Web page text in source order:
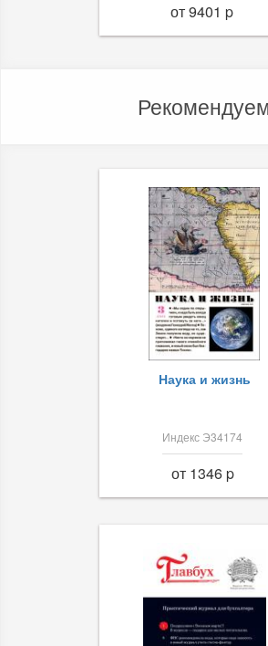
от 9401 p
Наука и жизнь
Индекс Э34174
от 1346 p